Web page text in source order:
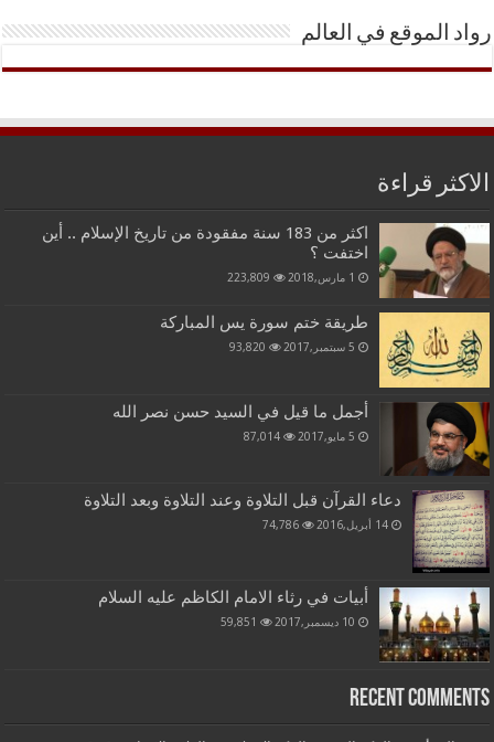
رواد الموقع في العالم
الاكثر قراءة
اكثر من 183 سنة مفقودة من تاريخ الإسلام .. أين
اختفت ؟
1 مارس,2018 223,809
طريقة ختم سورة يس المباركة
5 سبتمبر,2017 93,820
أجمل ما قيل في السيد حسن نصر الله
5 مايو,2017 87,014
دعاء القرآن قبل التلاوة وعند التلاوة وبعد التلاوة
14 أبريل,2016 74,786
أبيات في رثاء الامام الكاظم عليه السلام
10 ديسمبر,2017 59,851
Recent Comments